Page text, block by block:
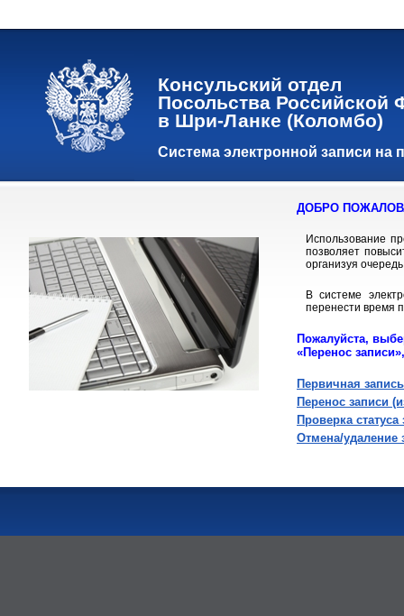
Консульский отдел
Посольства Российской
в Шри-Ланке (Коломбо)
Система электронной записи на
ДОБРО
Использование
позволяет
организуя
В системе
перенести время
Пожалуйста,
«Перенос
Первичная запись
Перенос записи
Проверка
Отмена/удаление